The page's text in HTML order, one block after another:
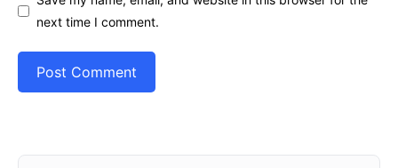
next time I comment.